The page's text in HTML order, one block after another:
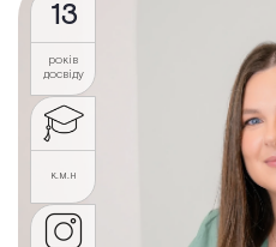
13
років
досвіду
к.м.н